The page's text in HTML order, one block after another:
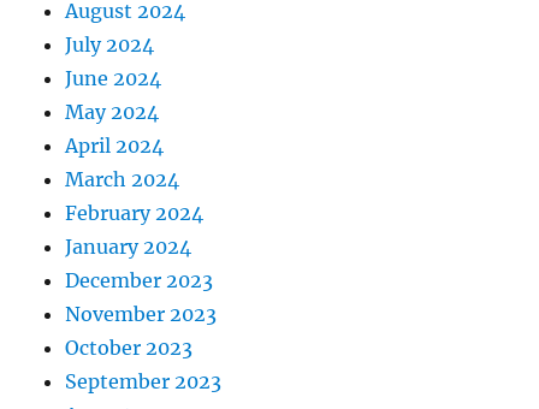
August 2024
July 2024
June 2024
May 2024
April 2024
March 2024
February 2024
January 2024
December 2023
November 2023
October 2023
September 2023